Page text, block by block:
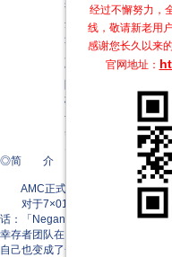
经过不懈努力，
线，敬请新老用
感谢您长久以来
官网地址：
诺曼·瑞杜斯 Norman
丹娜·奎里拉 Danai
连尼·詹姆斯 Lennie
罗斯·马昆德 Ross
索尼夸·马丁-格林
梅丽莎·麦克布莱德
乔什·麦克德米特 Josh
奥斯汀·尼可斯 Austin
史蒂文·奥格 Steven
◎简 介
AMC正式宣布续订《行尸走肉
对于7×01《The Day Will Come
话：「Negan的行为将成为那些幸
幸存者团队在Negan（Jeffrey
自己也变成了一团行尸走肉。